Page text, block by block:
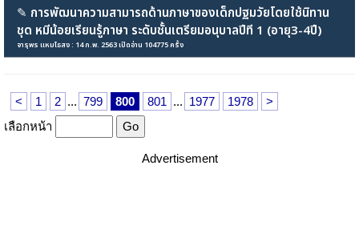
✎ การพัฒนาความสามารถด้านภาษาของเด็กปฐมวัยโดยใช้นิทาน
ชุด หมีน้อยเรียนรู้ภาษา ระดับชั้นเตรียมอนุบาลปีที 1 (อายุ3-4ปี)
จารุพร แหมไธสง : 14 ก.พ. 2563 เปิดอ่าน 104775 ครั้ง
< 1 2 ... 799 800 801 ... 1977 1978
>
เลือกหน้า
Advertisement